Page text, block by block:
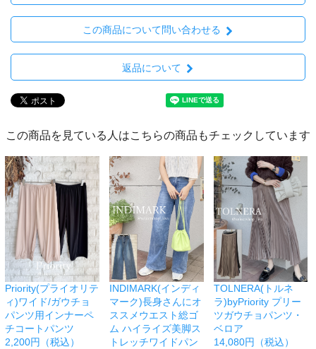
この商品について問い合わせる
返品について
この商品を見ている人はこちらの商品もチェックしています
Priority(プライオリテ
ィ)ワイド/ガウチョ
パンツ用インナーペ
チコートパンツ
2,200円（税込）
INDIMARK(インディ
マーク)長身さんにオ
ススメウエスト総ゴ
ム ハイライズ美脚ス
トレッチワイドパン
TOLNERA(トルネ
ラ)byPriority プリー
ツガウチョパンツ・
ベロア
14,080円（税込）